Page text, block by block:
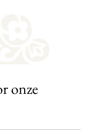
onze